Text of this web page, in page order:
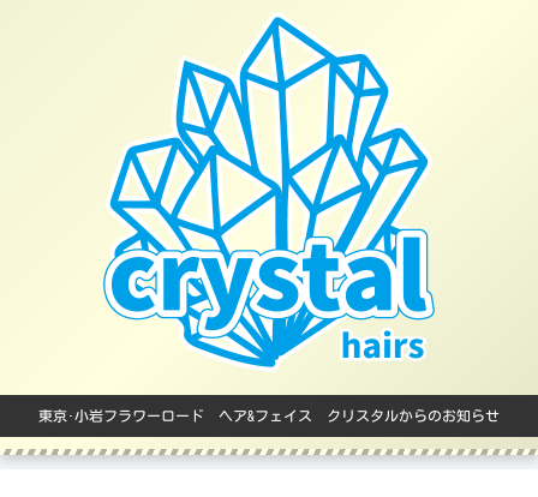
東京･小岩フラワーロード ヘア&フェイス クリスタルからのお知らせ